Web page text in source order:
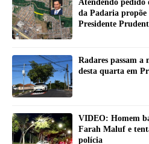
Atendendo pedido
da Padaria propõe
Presidente
Radares passam
desta quarta em
VIDEO: Homem
Farah Maluf e
polícia